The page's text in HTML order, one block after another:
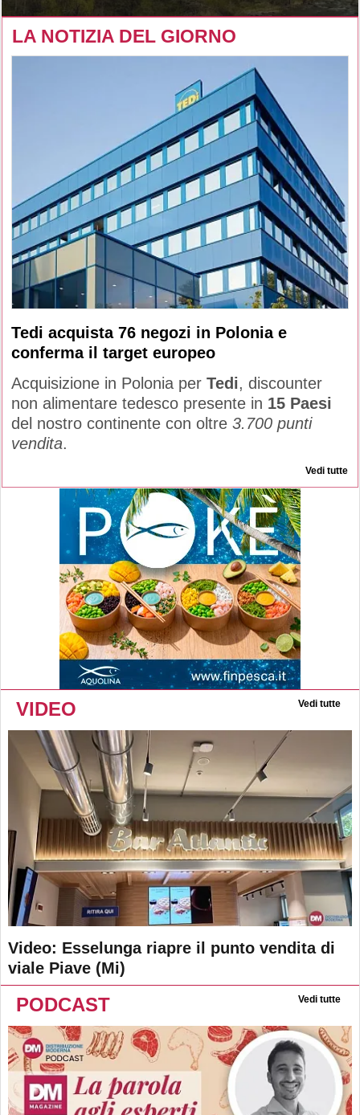
LA NOTIZIA DEL GIORNO
Tedi acquista 76 negozi in Polonia e
conferma il target europeo
Acquisizione in Polonia per Tedi, discounter
non alimentare tedesco presente in 15 Paesi
del nostro continente con oltre 3.700 punti
vendita.
Vedi tutte
VIDEO Vedi tutte
Video: Esselunga riapre il punto vendita di
viale Piave (Mi)
PODCAST Vedi tutte